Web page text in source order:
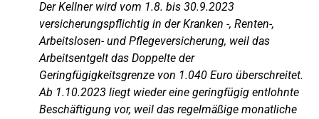
Der Kellner wird vom 1.8. bis 30.9.2023
versicherungspflichtig in der Kranken -, Renten-,
Arbeitslosen- und Pflegeversicherung, weil das
Arbeitsentgelt das Doppelte der
Geringfügigkeitsgrenze von 1.040 Euro überschreitet.
Ab 1.10.2023 liegt wieder eine geringfügig entlohnte
Beschäftigung vor, weil das regelmäßige monatliche